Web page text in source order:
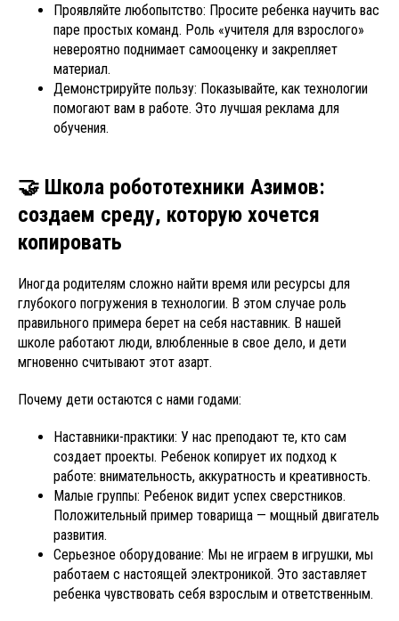
Проявляйте любопытство: Просите ребенка научить вас
паре простых команд. Роль «учителя для взрослого»
невероятно поднимает самооценку и закрепляет
материал.
Демонстрируйте пользу: Показывайте, как технологии
помогают вам в работе. Это лучшая реклама для
обучения.
🤝 Школа робототехники Азимов:
создаем среду, которую хочется
копировать
Иногда родителям сложно найти время или ресурсы для
глубокого погружения в технологии. В этом случае роль
правильного примера берет на себя наставник. В нашей
школе работают люди, влюбленные в свое дело, и дети
мгновенно считывают этот азарт.
Почему дети остаются с нами годами:
Наставники-практики: У нас преподают те, кто сам
создает проекты. Ребенок копирует их подход к
работе: внимательность, аккуратность и креативность.
Малые группы: Ребенок видит успех сверстников.
Положительный пример товарища — мощный двигатель
развития.
Серьезное оборудование: Мы не играем в игрушки, мы
работаем с настоящей электроникой. Это заставляет
ребенка чувствовать себя взрослым и ответственным.